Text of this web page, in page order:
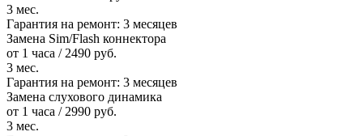
3 мес.
Гарантия на ремонт: 3 месяцев
Замена Sim/Flash коннектора
от 1 часа / 2490 руб.
3 мес.
Гарантия на ремонт: 3 месяцев
Замена слухового динамика
от 1 часа / 2990 руб.
3 мес.